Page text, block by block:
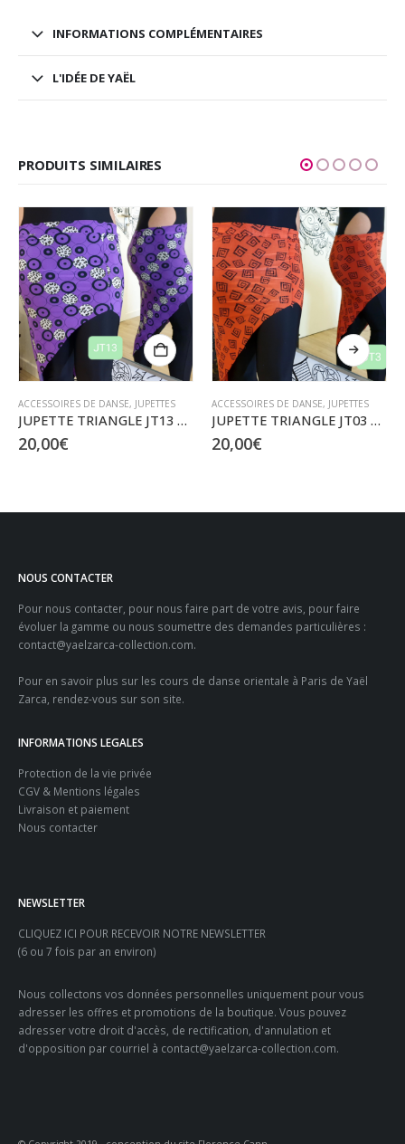
INFORMATIONS COMPLÉMENTAIRES
L'IDÉE DE YAËL
PRODUITS SIMILAIRES
ACCESSOIRES DE DANSE, JUPETTES
JUPETTE TRIANGLE JT13 – Taille XS à M/L
20,00€
Ce produit a plusieurs variations. Les options peuvent être choisies sur la page du produit
ACCESSOIRES DE DANSE, JUPETTES
JUPETTE TRIANGLE JT03 – Taille XS à ML
20,00€
NOUS CONTACTER
Pour nous contacter, pour nous faire part de votre avis, pour faire
évoluer la gamme ou nous soumettre des demandes particulières :
contact@yaelzarca-collection.com.
Pour en savoir plus sur les cours de danse orientale à Paris de Yaël
Zarca, rendez-vous sur son site.
INFORMATIONS LEGALES
Protection de la vie privée
CGV & Mentions légales
Livraison et paiement
Nous contacter
NEWSLETTER
CLIQUEZ ICI POUR RECEVOIR NOTRE NEWSLETTER
(6 ou 7 fois par an environ)
Nous collectons vos données personnelles uniquement pour vous
adresser les offres et promotions de la boutique. Vous pouvez
adresser votre droit d'accès, de rectification, d'annulation et
d'opposition par courriel à contact@yaelzarca-collection.com.